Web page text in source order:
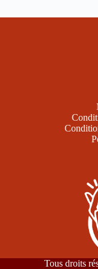
Tous droits